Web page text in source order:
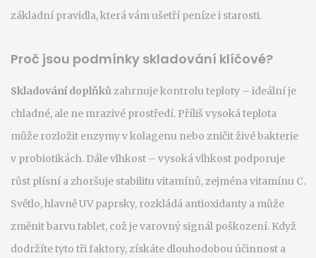
základní pravidla, která vám ušetří peníze i starosti.
Proč jsou podmínky skladování klíčové?
Skladování doplňkůzahrnuje kontrolu teploty – ideální je
chladné, ale ne mrazivé prostředí. Příliš vysoká teplota
může rozložit enzymy v kolagenu nebo zničit živé bakterie
v probiotikách. Dále vlhkost – vysoká vlhkost podporuje
růst plísní a zhoršuje stabilitu vitamínů, zejména vitamínu C.
Světlo, hlavně UV paprsky, rozkládá antioxidanty a může
změnit barvu tablet, což je varovný signál poškození. Když
dodržíte tyto tři faktory, získáte dlouhodobou účinnost a